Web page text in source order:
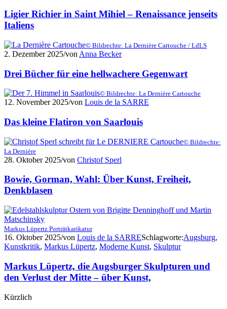
Ligier Richier in Saint Mihiel – Renaissance jenseits
Italiens
© Bildrechte: La Dernière Cartouche / LdLS
2. Dezember 2025/von Anna Becker
Drei Bücher für eine hellwachere Gegenwart
© Bildrechte: La Dernière Cartouche
12. November 2025/von Louis de la SARRE
Das kleine Flatiron von Saarlouis
© Bildrechte:
La Dernière
28. Oktober 2025/von Christof Sperl
Bowie, Gorman, Wahl: Über Kunst, Freiheit,
Denkblasen
Markus Lüpertz Porträtkarikatur
16. Oktober 2025/von Louis de la SARRESchlagworte:Augsburg,
Kunstkritik, Markus Lüpertz, Moderne Kunst, Skulptur
Markus Lüpertz, die Augsburger Skulpturen und
den Verlust der Mitte – über Kunst,
Kürzlich